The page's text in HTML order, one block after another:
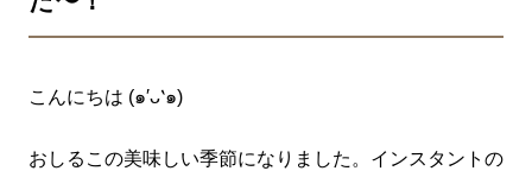
こんにちは (๑′ᴗ‵๑)
おしるこの美味しい季節になりました。インスタントの